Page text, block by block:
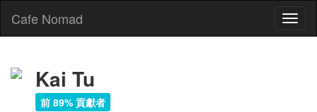
Cafe Nomad
Kai Tu
前 89% 貢獻者